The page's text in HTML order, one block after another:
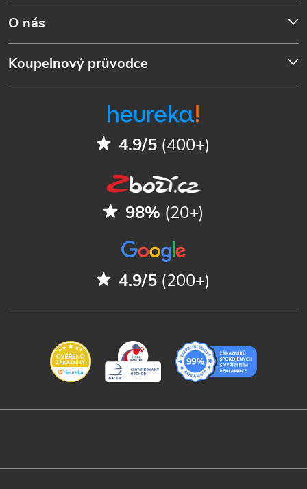
O nás
Koupelnový průvodce
4.9/5 (400+)
98% (20+)
4.9/5 (200+)